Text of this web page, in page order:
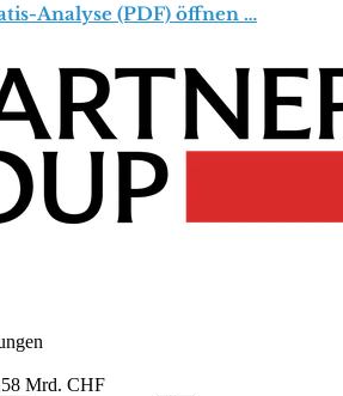
Analyse (PDF) öffnen …
Mrd. CHF